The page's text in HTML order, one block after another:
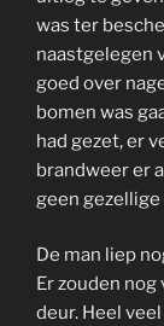
was ter
naastgelegen
goed over
bomen was
had gezet, er
brandweer er
geen
De man liep
Er zouden
deur. Heel